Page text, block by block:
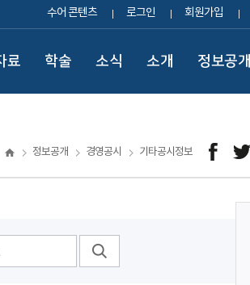
수어 콘텐츠 로그인 회원가입
료 학술 소식 소개 정보공개
정보공개 경영공시 기타공시정보